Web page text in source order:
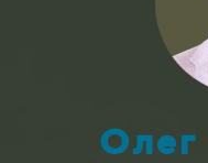
Олег